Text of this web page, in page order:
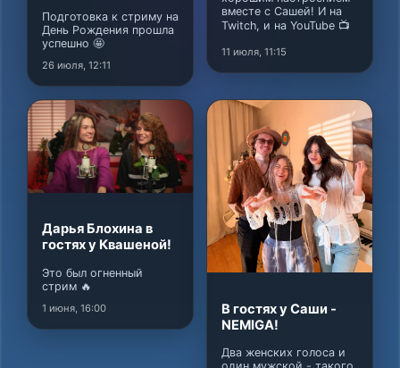
Подготовка к стриму на
День Рождения прошла
успешно 🤩
26 июля, 12:11
вместе с Сашей! И на
Twitch, и на YouTube 📺
11 июля, 11:15
Дарья Блохина в
гостях у Квашеной!
Это был огненный
стрим 🔥
1 июня, 16:00
В гостях у Саши -
NEMIGA!
Два женских голоса и